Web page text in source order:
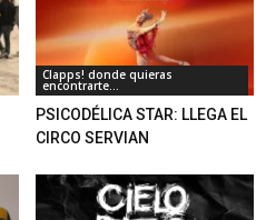
Clapps! donde quieras
encontrarte...
PSICODÉLICA STAR: LLEGA EL
CIRCO SERVIAN